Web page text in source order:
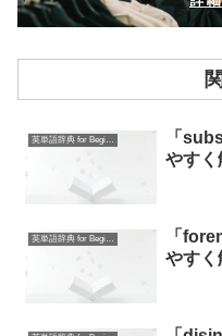
英単語辞典 for Beginners
「
やすく
英単語辞典 for Beginners
「
やすく